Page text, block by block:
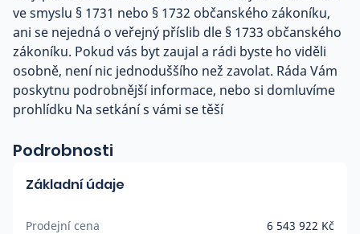
ve smyslu § 1731 nebo § 1732 občanského zákoníku,
ani se nejedná o veřejný příslib dle § 1733 občanského
zákoníku. Pokud vás byt zaujal a rádi byste ho viděli
osobně, není nic jednoduššího než zavolat. Ráda Vám
poskytnu podrobnější informace, nebo si domluvíme
prohlídku Na setkání s vámi se těší
Podrobnosti
Základní údaje
Prodejní cena 6 543 922 Kč